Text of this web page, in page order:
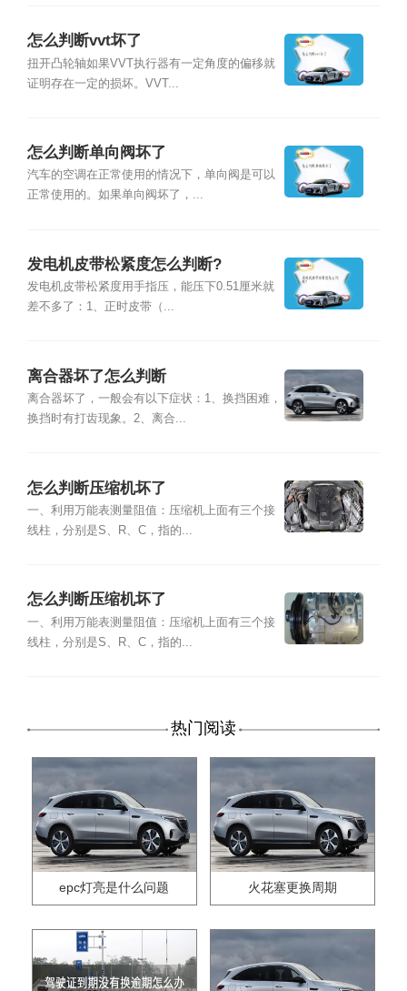
怎么判断vvt坏了
扭开凸轮轴如果VVT执行器有一定角度的偏移就
证明存在一定的损坏。VVT...
怎么判断单向阀坏了
汽车的空调在正常使用的情况下，单向阀是可以
正常使用的。如果单向阀坏了，...
发电机皮带松紧度怎么判断?
发电机皮带松紧度用手指压，能压下0.51厘米就
差不多了：1、正时皮带（...
离合器坏了怎么判断
离合器坏了，一般会有以下症状：1、换挡困难，
换挡时有打齿现象。2、离合...
怎么判断压缩机坏了
一、利用万能表测量阻值：压缩机上面有三个接
线柱，分别是S、R、C，指的...
怎么判断压缩机坏了
一、利用万能表测量阻值：压缩机上面有三个接
线柱，分别是S、R、C，指的...
热门阅读
epc灯亮是什么问题 火花塞更换周期